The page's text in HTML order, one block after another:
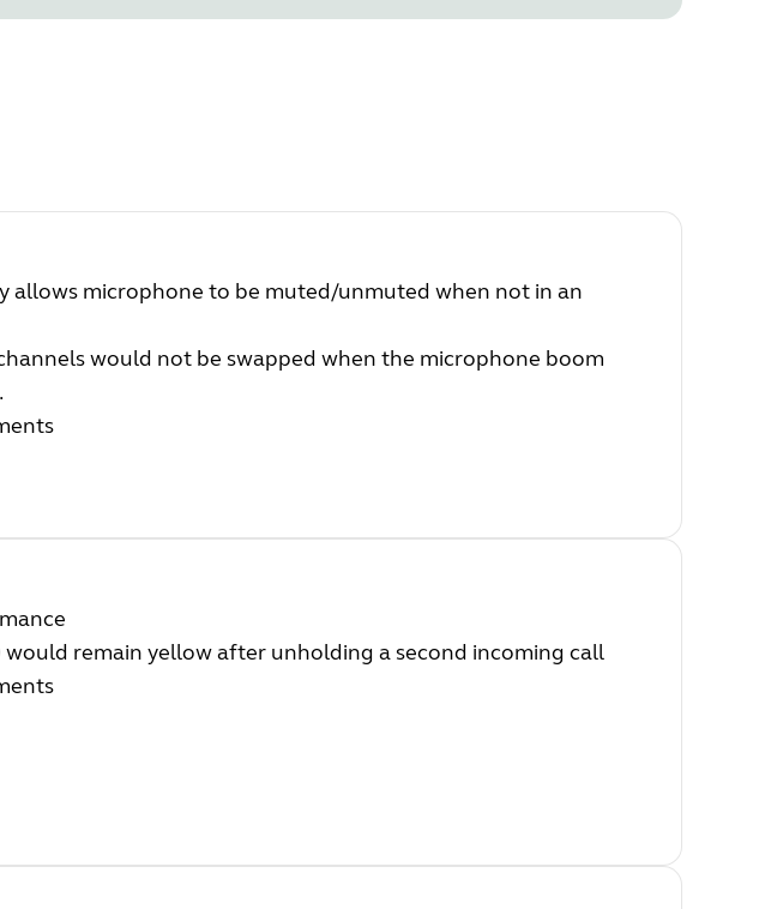
allows microphone to be muted/unmuted when not in an
would not be swapped when the microphone boom
would remain yellow after unholding a second incoming call